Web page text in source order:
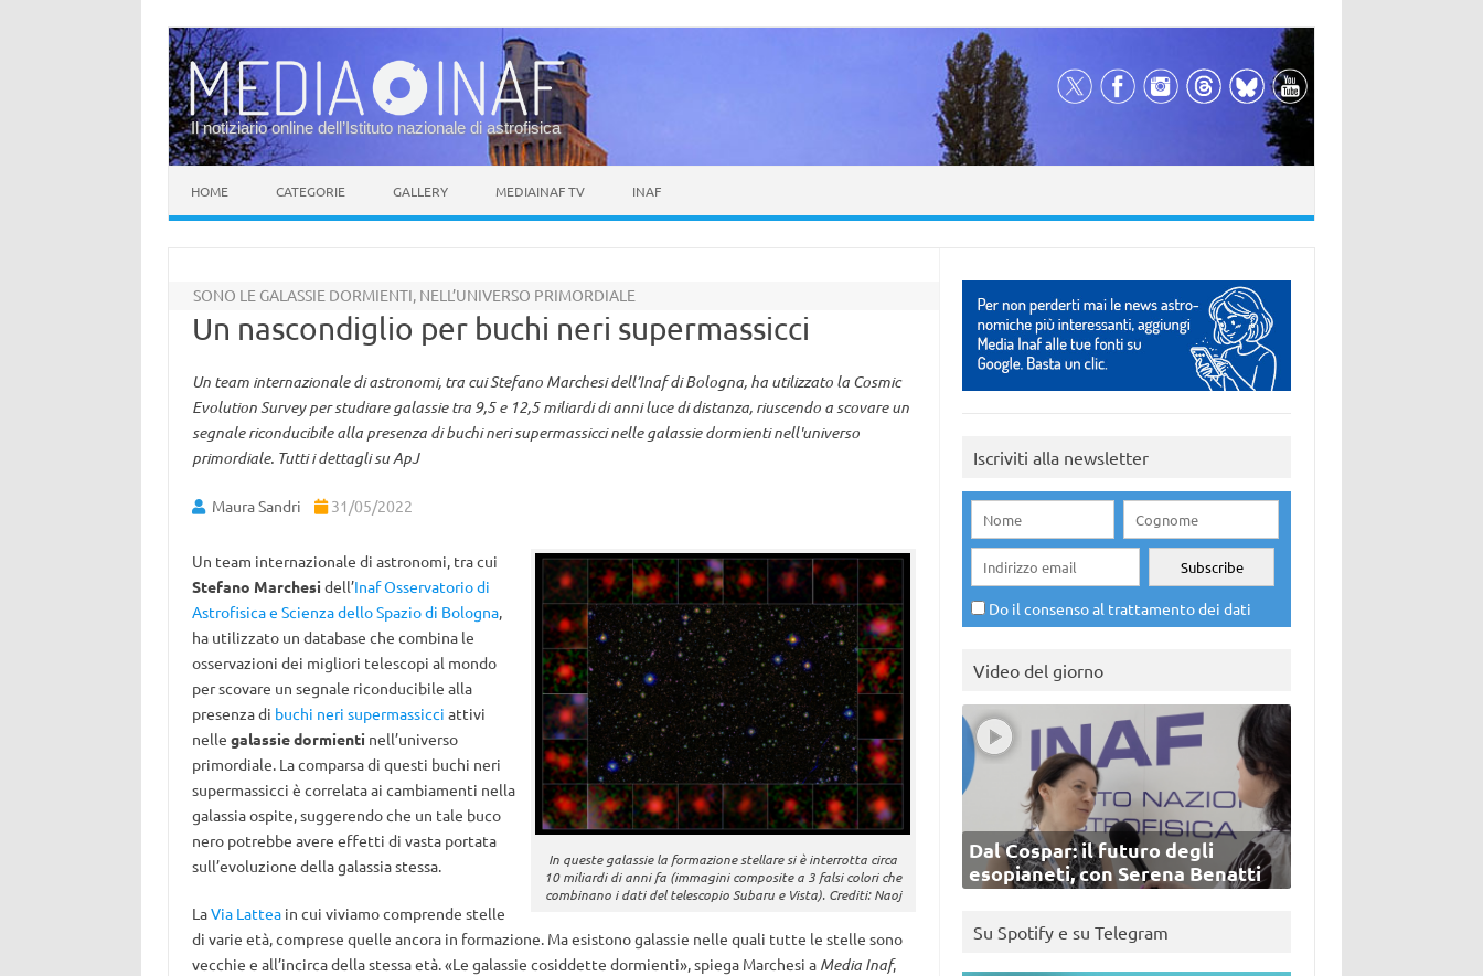
Il notiziario online dell’Istituto nazionale di astrofisica
HOME CATEGORIE GALLERY MEDIAINAF TV INAF
SONO LE GALASSIE DORMIENTI, NELL’UNIVERSO PRIMORDIALE
Un nascondiglio per buchi neri supermassicci
Un team internazionale di astronomi, tra cui Stefano Marchesi dell’Inaf di Bologna, ha utilizzato la Cosmic
Evolution Survey per studiare galassie tra 9,5 e 12,5 miliardi di anni luce di distanza, riuscendo a scovare un
segnale riconducibile alla presenza di buchi neri supermassicci nelle galassie dormienti nell'universo
primordiale. Tutti i dettagli su ApJ
Maura Sandri 31/05/2022
In queste galassie la formazione stellare si è interrotta circa
10 miliardi di anni fa (immagini composite a 3 falsi colori che
combinano i dati del telescopio Subaru e Vista). Crediti: Naoj
Un team internazionale di astronomi, tra cui
Stefano Marchesi dell’Inaf Osservatorio di
Astrofisica e Scienza dello Spazio di Bologna,
ha utilizzato un database che combina le
osservazioni dei migliori telescopi al mondo
per scovare un segnale riconducibile alla
presenza di buchi neri supermassicci attivi
nelle galassie dormienti nell’universo
primordiale. La comparsa di questi buchi neri
supermassicci è correlata ai cambiamenti nella
galassia ospite, suggerendo che un tale buco
nero potrebbe avere effetti di vasta portata
sull’evoluzione della galassia stessa.
LaVia Latteain cui viviamo comprende stelle
di varie età, comprese quelle ancora in formazione. Ma esistono galassie nelle quali tutte le stelle sono
vecchie e all’incirca della stessa età. «Le galassie cosiddette dormienti», spiega Marchesi a Media Inaf,
Iscriviti alla newsletter
Do il consenso al trattamento dei dati
Video del giorno
Dal Cospar: il futuro degli
esopianeti, con Serena Benatti
Su Spotify e su Telegram